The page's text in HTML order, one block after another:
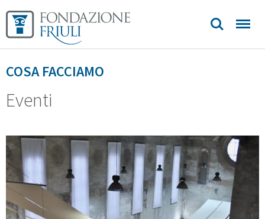
Sedi e
COSA FACCIAMO
Eventi